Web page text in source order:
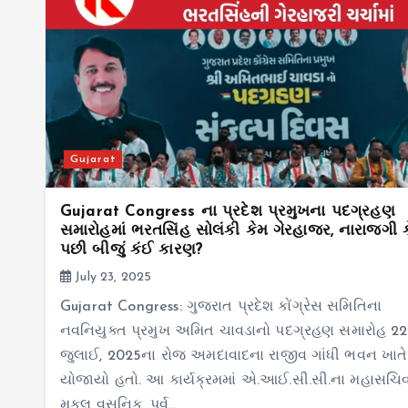
Gujarat
Gujarat Congress ના પ્રદેશ પ્રમુખના પદગ્રહણ
સમારોહમાં ભરતસિંહ સોલંકી કેમ ગેરહાજર, નારાજગી
પછી બીજું કંઈ કારણ?
July 23, 2025
Gujarat Congress: ગુજરાત પ્રદેશ કોંગ્રેસ સમિતિના
નવનિયુક્ત પ્રમુખ અમિત ચાવડાનો પદગ્રહણ સમારોહ 22
જુલાઈ, 2025ના રોજ અમદાવાદના રાજીવ ગાંધી ભવન ખાતે
યોજાયો હતો. આ કાર્યક્રમમાં એ.આઈ.સી.સી.ના